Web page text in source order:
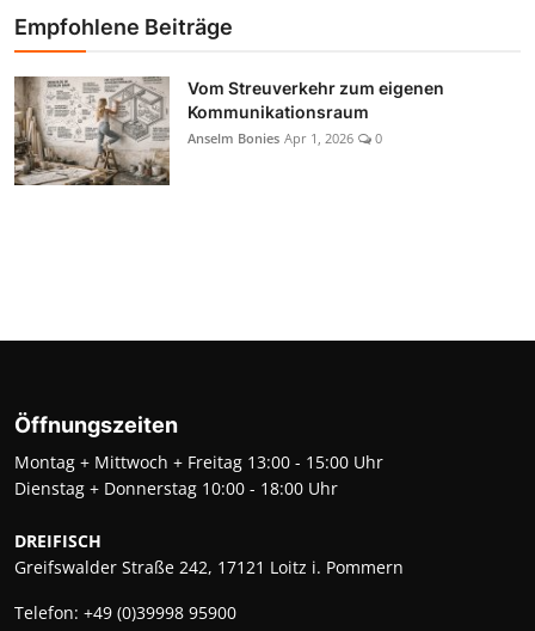
Empfohlene Beiträge
Vom Streuverkehr zum eigenen
Kommunikationsraum
Anselm Bonies Apr 1, 2026 0
Öffnungszeiten
Montag + Mittwoch + Freitag 13:00 - 15:00 Uhr
Dienstag + Donnerstag 10:00 - 18:00 Uhr
DREIFISCH
Greifswalder Straße 242, 17121 Loitz i. Pommern
Telefon: +49 (0)39998 95900